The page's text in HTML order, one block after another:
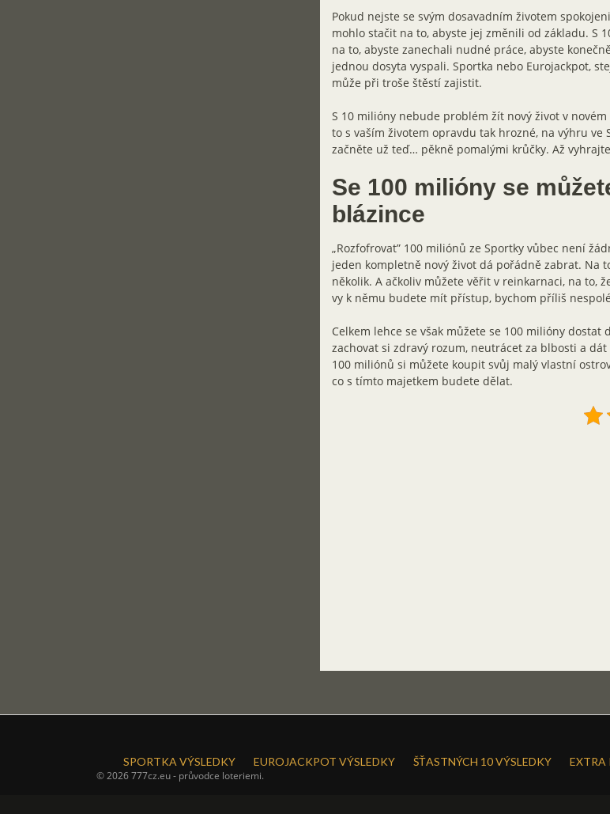
Pokud nejste se svým dosavadním životem
mohlo stačit na to, abyste jej změnili od základu. S
na to, abyste zanechali nudné práce, abyste
jednou dosyta vyspali. Sportka nebo Eurojackpot,
může při troše štěstí zajistit.
S 10 milióny nebude problém žít nový život v
to s vaším životem opravdu tak hrozné, na výhru ve
začněte už teď… pěkně pomalými krůčky. Až
Se 100 milióny se
blázince
„Rozfofrovat” 100 miliónů ze Sportky vůbec není
jeden kompletně nový život dá pořádně zabrat. Na
několik. A ačkoliv můžete věřit v reinkarnaci, na to,
vy k němu budete mít přístup, bychom příliš
Celkem lehce se však můžete se 100 milióny dostat
zachovat si zdravý rozum, neutrácet za blbosti a
100 miliónů si můžete koupit svůj malý vlastní
co s tímto majetkem budete dělat.
SPORTKA VÝSLEDKY EUROJACKPOT VÝSLEDKY ŠŤASTNÝCH 10 VÝSLEDKY EXTRA
© 2026 777cz.eu - průvodce loteriemi.